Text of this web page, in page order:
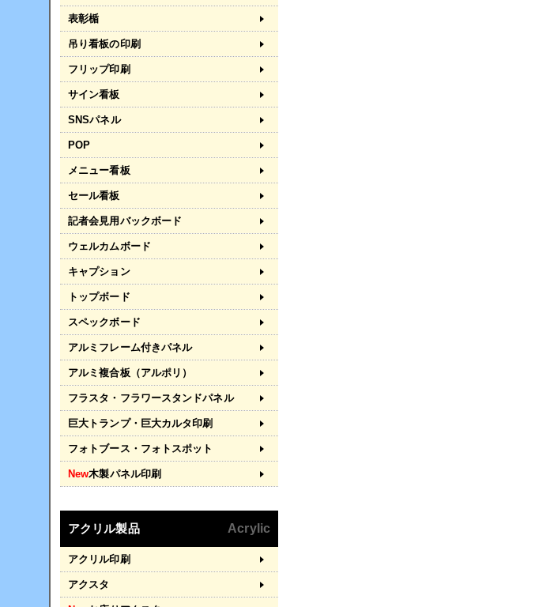
表彰楯
吊り看板の印刷
フリップ印刷
サイン看板
SNSパネル
POP
メニュー看板
セール看板
記者会見用バックボード
ウェルカムボード
キャプション
トップボード
スペックボード
アルミフレーム付きパネル
アルミ複合板（アルポリ）
フラスタ・フラワースタンドパネル
巨大トランプ・巨大カルタ印刷
フォトブース・フォトスポット
New木製パネル印刷
アクリル製品 Acrylic
アクリル印刷
アクスタ